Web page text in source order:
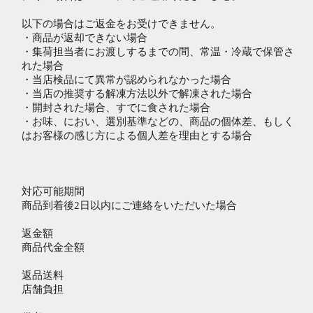
以下の場合はご返金をお受けできません。
・商品が返却できない場合
・集荷担当者にお渡しするまでの間、常温・冷蔵で保管さ
れた場合
・当店検品にて異常が認められなかった場合
・当店の推奨する解凍方法以外で解凍された場合
・開封された場合、すでに食された場合
・お味、におい、選別基準などの、商品の個体差、もしく
はお客様の感じ方による個人差を理由とする場合
対応可能期間
商品到着後2日以内にご連絡をいただいた場合
返金額
商品代金全額
返品送料
店舗負担